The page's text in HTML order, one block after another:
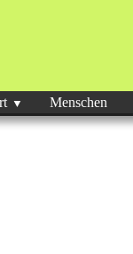
Menschen